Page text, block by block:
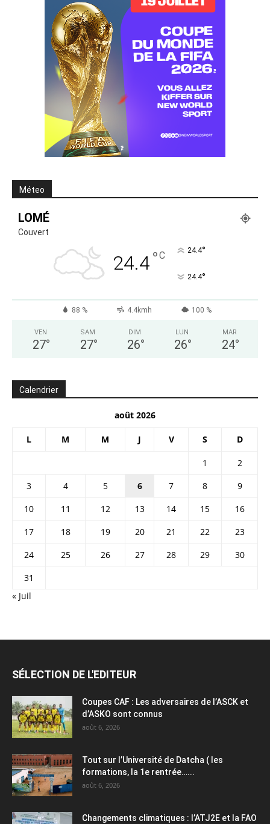
Méteo
LOMÉ
Couvert
24.4°C 24.4°
24.4°
88 % 4.4kmh 100 %
VEN
27°
SAM
27°
DIM
26°
LUN
26°
MAR
24°
Calendrier
août 2026
L M M J V S D
1
2
3
4 5 6 7 8
9
10
11 12 13 14 15
16
17
18 19 20 21 22
23
24
25 26 27 28 29
30
31
« Juil
SÉLECTION DE L'EDITEUR
Coupes CAF : Les adversaires de l’ASCK et
d’ASKO sont connus
août 6, 2026
Tout sur l’Université de Datcha ( les
formations, la 1e rentrée…...
août 6, 2026
Changements climatiques : l’ATJ2E et la FAO